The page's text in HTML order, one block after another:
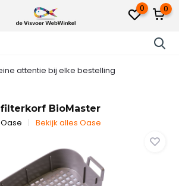
0 0
attentie bij elke bestelling
filterkorf BioMaster
Oase Bekijk alles Oase